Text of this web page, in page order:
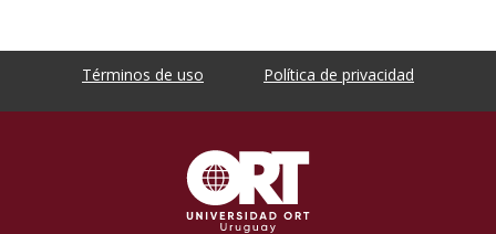
Términos de uso Política de privacidad